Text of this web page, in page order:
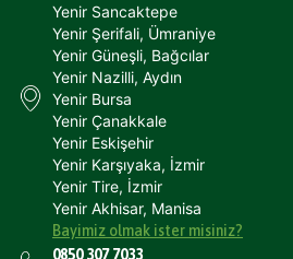
Yenir Sancaktepe
Yenir Şerifali, Ümraniye
Yenir Güneşli, Bağcılar
Yenir Nazilli, Aydın
Yenir Bursa
Yenir Çanakkale
Yenir Eskişehir
Yenir Karşıyaka, İzmir
Yenir Tire, İzmir
Yenir Akhisar, Manisa
Bayimiz olmak ister misiniz?
0850 307 7033